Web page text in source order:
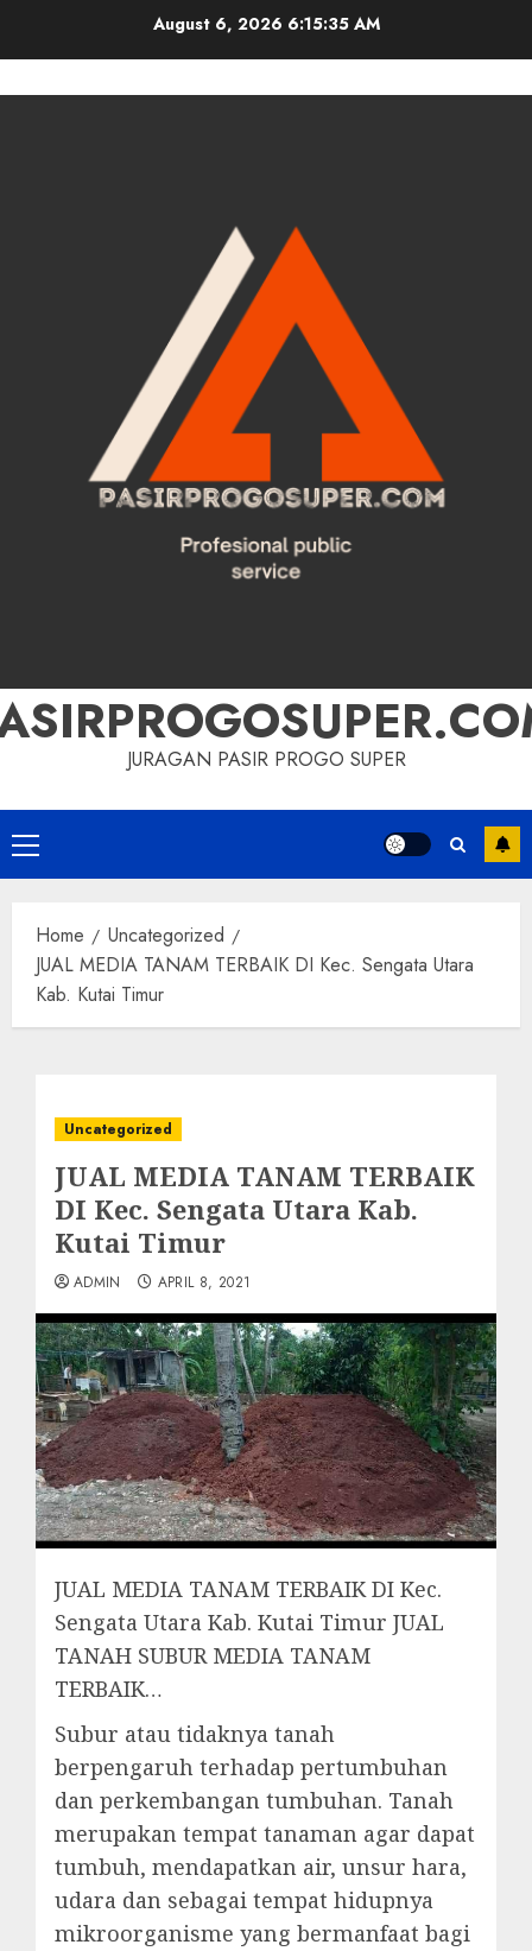
August 6, 2026 6:15:35 AM
JURAGAN PASIR PROGO SUPER
Primary
Menu
Home
Uncategorized
JUAL MEDIA TANAM TERBAIK DI Kec. Sengata Utara
Kab. Kutai Timur
Uncategorized
JUAL MEDIA TANAM TERBAIK
DI Kec. Sengata Utara Kab.
Kutai Timur
ADMIN APRIL 8, 2021
JUAL MEDIA TANAM TERBAIK DI Kec.
Sengata Utara Kab. Kutai Timur JUAL
TANAH SUBUR MEDIA TANAM
TERBAIK…
Subur atau tidaknya tanah
berpengaruh terhadap pertumbuhan
dan perkembangan tumbuhan. Tanah
merupakan tempat tanaman agar dapat
tumbuh, mendapatkan air, unsur hara,
udara dan sebagai tempat hidupnya
mikroorganisme yang bermanfaat bagi